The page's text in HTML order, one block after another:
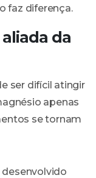
faz diferença.
da
ser difícil atingir
apenas
se tornam